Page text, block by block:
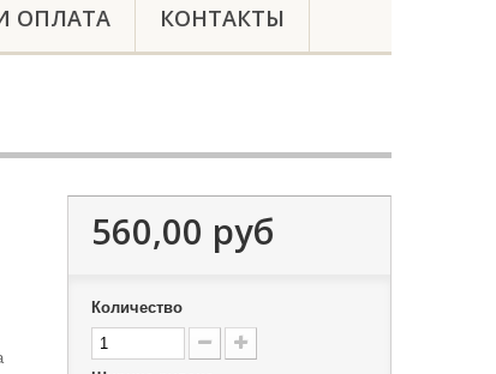
ОПЛАТА КОНТАКТЫ
560,00 руб
Количество